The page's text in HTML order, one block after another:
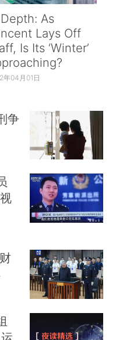
As
Lays Off
Is Its ‘Winter’
年04月01日
争